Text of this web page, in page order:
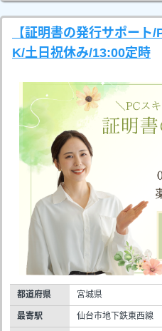
【証明書の発行サポー
K/土日祝休み/13:00定時
都道府県 宮城県
最寄駅 仙台市地下鉄東西